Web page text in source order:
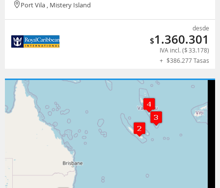
Port Vila , Mistery Island
desde
$1.360.301
IVA incl. ($33.178)
+ $386.277Tasas